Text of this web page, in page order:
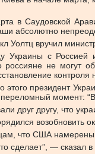
в Саудовской
абсолютно
Уолтц вручил
Украины с Россией
не могут
президент
момент:
друг другу, что
возобновить
что США
сделает”, — сказал в